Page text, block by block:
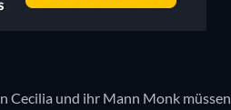
Cecilia und ihr Mann Monk müssen